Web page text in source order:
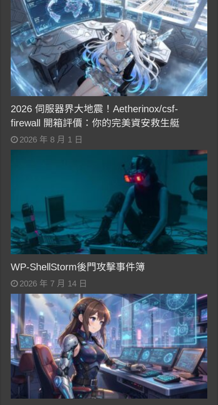
2026 伺服器界大地震！Aetherinox/csf-
firewall 開箱評價：你的完美資安救生艇
2026 年 8 月 1 日
WP-ShellStorm後門攻擊事件簿
2026 年 7 月 14 日